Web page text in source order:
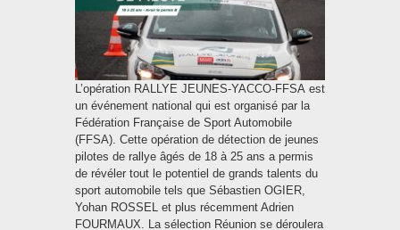
L’opération RALLYE JEUNES-YACCO-FFSA est
un événement national qui est organisé par la
Fédération Française de Sport Automobile
(FFSA). Cette opération de détection de jeunes
pilotes de rallye âgés de 18 à 25 ans a permis
de révéler tout le potentiel de grands talents du
sport automobile tels que Sébastien OGIER,
Yohan ROSSEL et plus récemment Adrien
FOURMAUX. La sélection Réunion se déroulera